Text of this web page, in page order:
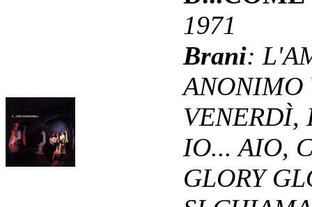
1971
Brani:
ANONIMO
VENERDÌ,
IO... AIO,
GLORY